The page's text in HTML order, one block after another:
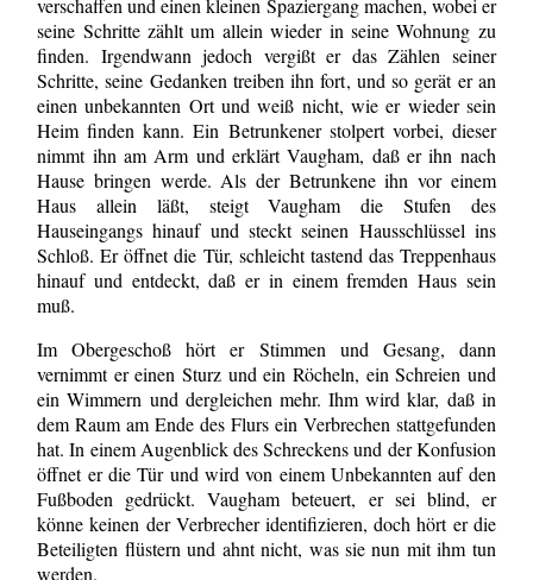
verschaffen und einen kleinen Spaziergang machen, wobei er
seine Schritte zählt um allein wieder in seine Wohnung zu
finden. Irgendwann jedoch vergißt er das Zählen seiner
Schritte, seine Gedanken treiben ihn fort, und so gerät er an
einen unbekannten Ort und weiß nicht, wie er wieder sein
Heim finden kann. Ein Betrunkener stolpert vorbei, dieser
nimmt ihn am Arm und erklärt Vaugham, daß er ihn nach
Hause bringen werde. Als der Betrunkene ihn vor einem
Haus allein läßt, steigt Vaugham die Stufen des
Hauseingangs hinauf und steckt seinen Hausschlüssel ins
Schloß. Er öffnet die Tür, schleicht tastend das Treppenhaus
hinauf und entdeckt, daß er in einem fremden Haus sein
muß.
Im Obergeschoß hört er Stimmen und Gesang, dann
vernimmt er einen Sturz und ein Röcheln, ein Schreien und
ein Wimmern und dergleichen mehr. Ihm wird klar, daß in
dem Raum am Ende des Flurs ein Verbrechen stattgefunden
hat. In einem Augenblick des Schreckens und der Konfusion
öffnet er die Tür und wird von einem Unbekannten auf den
Fußboden gedrückt. Vaugham beteuert, er sei blind, er
könne keinen der Verbrecher identifizieren, doch hört er die
Beteiligten flüstern und ahnt nicht, was sie nun mit ihm tun
werden.